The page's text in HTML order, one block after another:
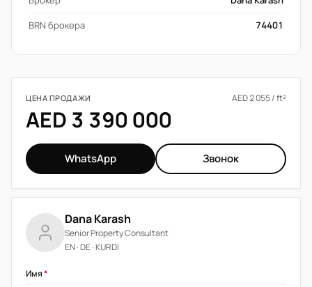
BRN брокера
74401
ЦЕНА ПРОДАЖИ AED 2 055 / ft²
AED 3 390 000
WhatsApp Звонок
Dana Karash
Senior Property Consultant
EN · DE · KURDI
Имя*